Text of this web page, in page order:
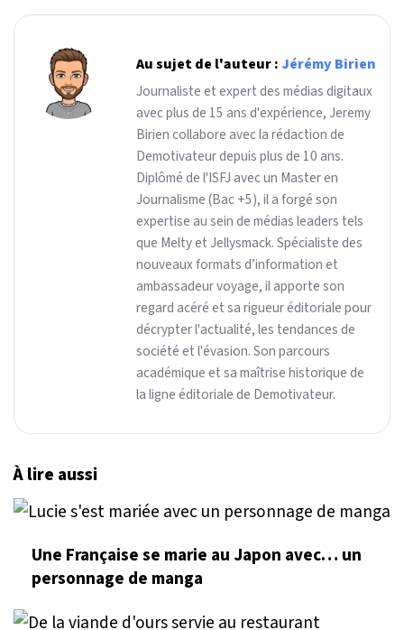
Au sujet de l'auteur : Jérémy Birien
Journaliste et expert des médias digitaux
avec plus de 15 ans d'expérience, Jeremy
Birien collabore avec la rédaction de
Demotivateur depuis plus de 10 ans.
Diplômé de l'ISFJ avec un Master en
Journalisme (Bac +5), il a forgé son
expertise au sein de médias leaders tels
que Melty et Jellysmack. Spécialiste des
nouveaux formats d’information et
ambassadeur voyage, il apporte son
regard acéré et sa rigueur éditoriale pour
décrypter l'actualité, les tendances de
société et l'évasion. Son parcours
académique et sa maîtrise historique de
la ligne éditoriale de Demotivateur.
À lire aussi
Une Française se marie au Japon avec… un
personnage de manga